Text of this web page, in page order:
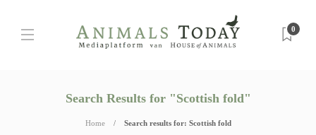
0
Search Results for "Scottish fold"
Home Search results for: Scottish fold